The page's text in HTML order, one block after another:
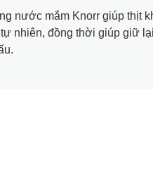
nước mắm Knorr giúp thịt
nhiên, đồng thời giúp giữ